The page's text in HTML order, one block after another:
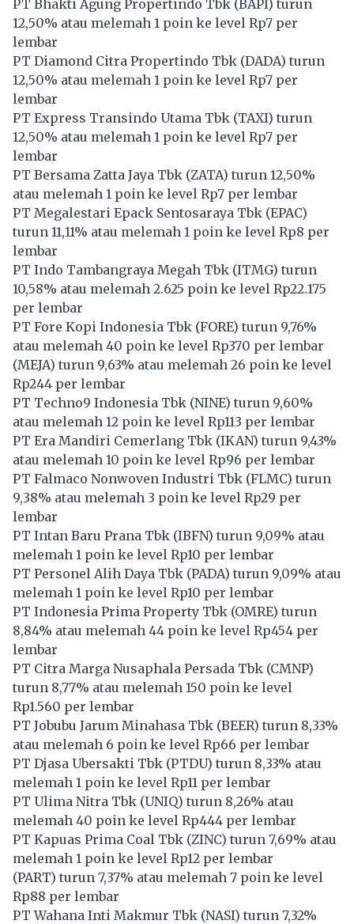
PT Bhakti Agung Propertindo Tbk ( BAPI ) turun
12,50% atau melemah 1 poin ke level Rp7 per
lembar
PT Diamond Citra Propertindo Tbk (DADA) turun
12,50% atau melemah 1 poin ke level Rp7 per
lembar
PT Express Transindo Utama Tbk (TAXI) turun
12,50% atau melemah 1 poin ke level Rp7 per
lembar
PT Bersama Zatta Jaya Tbk (ZATA) turun 12,50%
atau melemah 1 poin ke level Rp7 per lembar
PT Megalestari Epack Sentosaraya Tbk (EPAC)
turun 11,11% atau melemah 1 poin ke level Rp8 per
lembar
PT Indo Tambangraya Megah Tbk (ITMG) turun
10,58% atau melemah 2.625 poin ke level Rp22.175
per lembar
PT Fore Kopi Indonesia Tbk (FORE) turun 9,76%
atau melemah 40 poin ke level Rp370 per lembar
(MEJA) turun 9,63% atau melemah 26 poin ke level
Rp244 per lembar
PT Techno9 Indonesia Tbk (NINE) turun 9,60%
atau melemah 12 poin ke level Rp113 per lembar
PT Era Mandiri Cemerlang Tbk (IKAN) turun 9,43%
atau melemah 10 poin ke level Rp96 per lembar
PT Falmaco Nonwoven Industri Tbk (FLMC) turun
9,38% atau melemah 3 poin ke level Rp29 per
lembar
PT Intan Baru Prana Tbk (IBFN) turun 9,09% atau
melemah 1 poin ke level Rp10 per lembar
PT Personel Alih Daya Tbk (PADA) turun 9,09% atau
melemah 1 poin ke level Rp10 per lembar
PT Indonesia Prima Property Tbk (OMRE) turun
8,84% atau melemah 44 poin ke level Rp454 per
lembar
PT Citra Marga Nusaphala Persada Tbk (CMNP)
turun 8,77% atau melemah 150 poin ke level
Rp1.560 per lembar
PT Jobubu Jarum Minahasa Tbk (BEER) turun 8,33%
atau melemah 6 poin ke level Rp66 per lembar
PT Djasa Ubersakti Tbk (PTDU) turun 8,33% atau
melemah 1 poin ke level Rp11 per lembar
PT Ulima Nitra Tbk (UNIQ) turun 8,26% atau
melemah 40 poin ke level Rp444 per lembar
PT Kapuas Prima Coal Tbk (ZINC) turun 7,69% atau
melemah 1 poin ke level Rp12 per lembar
(PART) turun 7,37% atau melemah 7 poin ke level
Rp88 per lembar
PT Wahana Inti Makmur Tbk (NASI) turun 7,32%